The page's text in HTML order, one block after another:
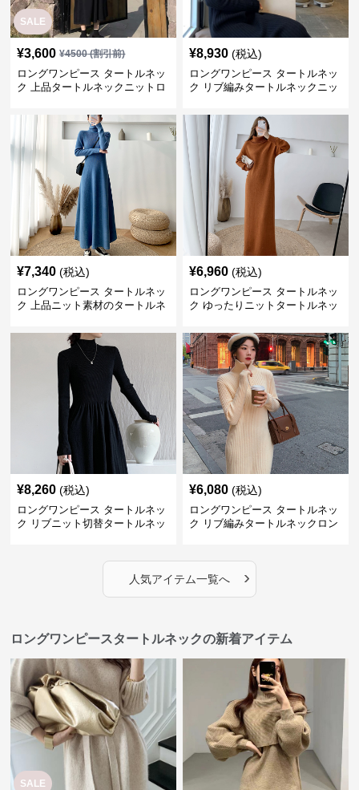
SALE
¥3,600 ¥4500(割引前)
ロングワンピース タートルネッ
ク 上品タートルネックニットロ
¥8,930 (税込)
ロングワンピース タートルネッ
ク リブ編みタートルネックニッ
¥7,340 (税込)
ロングワンピース タートルネッ
ク 上品ニット素材のタートルネ
¥6,960 (税込)
ロングワンピース タートルネッ
ク ゆったりニットタートルネッ
¥8,260 (税込)
ロングワンピース タートルネッ
ク リブニット切替タートルネッ
¥6,080 (税込)
ロングワンピース タートルネッ
ク リブ編みタートルネックロン
人気アイテム一覧へ ›
ロングワンピースタートルネックの新着アイテム
SALE